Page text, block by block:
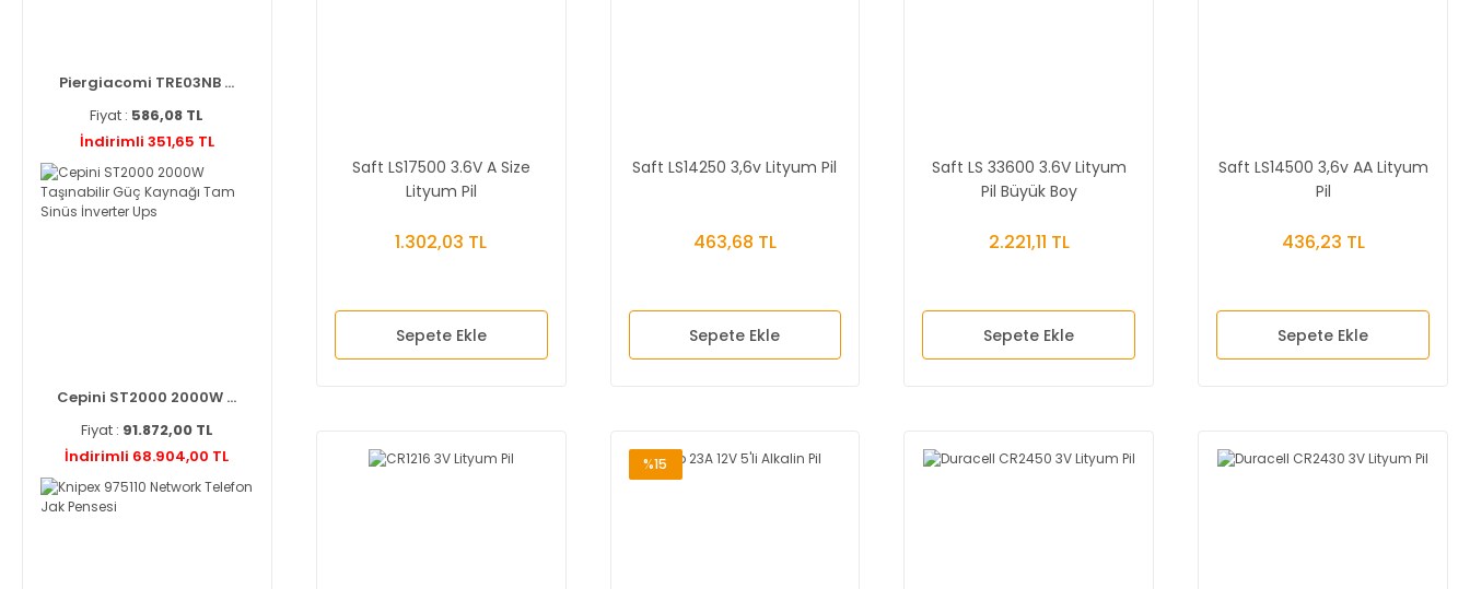
Piergiacomi TRE03NB ...
Fiyat : 586,08 TL
İndirimli 351,65 TL
Cepini ST2000 2000W ...
Fiyat : 91.872,00 TL
İndirimli 68.904,00 TL
Saft LS17500 3.6V A Size
Lityum Pil
1.302,03 TL
Sepete Ekle
Saft LS14250 3,6v Lityum Pil
463,68 TL
Sepete Ekle
Saft LS 33600 3.6V Lityum
Pil Büyük Boy
2.221,11 TL
Sepete Ekle
Saft LS14500 3,6v AA Lityum
Pil
436,23 TL
Sepete Ekle
%15